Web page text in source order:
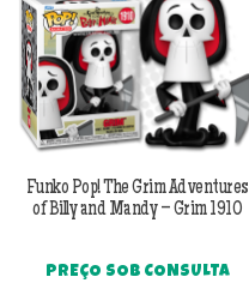
Funko Pop! The Grim Adventures
of Billy and Mandy – Grim 1910
PREÇO SOB CONSULTA